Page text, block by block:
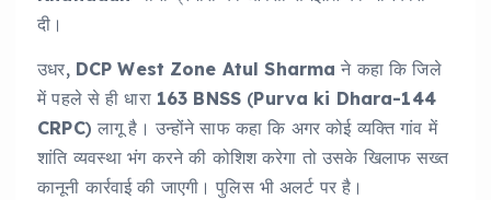
दी।
उधर, DCP West Zone Atul Sharma ने कहा कि जिले
में पहले से ही धारा 163 BNSS (Purva ki Dhara-144
CRPC) लागू है। उन्होंने साफ कहा कि अगर कोई व्यक्ति गांव में
शांति व्यवस्था भंग करने की कोशिश करेगा तो उसके खिलाफ सख्त
कानूनी कार्रवाई की जाएगी। पुलिस भी अलर्ट पर है।